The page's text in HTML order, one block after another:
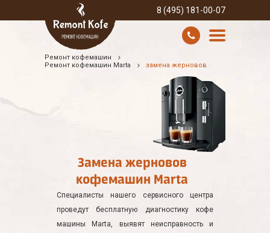
8 (495) 181-00-07
УСЛУГИ И ЦЕНЫ
Ремонт кофемашин
Ремонт кофемашин Marta
замена жерновов
Замена жерновов
кофемашин Marta
Специалисты нашего сервисного центра
проведут бесплатную диагностику кофе
машины Marta, выявят неисправность и